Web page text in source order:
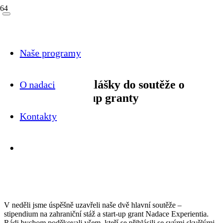
Naše programy
O nadaci
Kontakty
Start-up granty
Děkujeme za přihlášky do soutěže o
stipendia a start-up granty
Nikola Vildová
V neděli jsme úspěšně uzavřeli naše dvě hlavní soutěže –
stipendium na zahraniční stáž a start-up grant Nadace Experientia.